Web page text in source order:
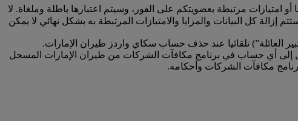
مرتبطة بعضويتكم على الفور، وسيتم اعتبارها باطلة وملغاة. لا
العائلة”) تلقائيا عند حذف حساب سكاي واردز طيران الإمارات.
إلى أي حساب في برنامج مكافآت الشركات من طيران الإمارات المسجل
مكافآت الشركات وأحكامه.
كل البيانات والمزايا والامتيازات المرتبطة به بشكل نهائي لا يمكن